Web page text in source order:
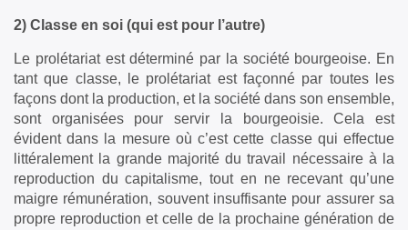
2) Classe en soi (qui est pour l’autre)
Le prolétariat est déterminé par la société bourgeoise. En
tant que classe, le prolétariat est façonné par toutes les
façons dont la production, et la société dans son ensemble,
sont organisées pour servir la bourgeoisie. Cela est
évident dans la mesure où c’est cette classe qui effectue
littéralement la grande majorité du travail nécessaire à la
reproduction du capitalisme, tout en ne recevant qu’une
maigre rémunération, souvent insuffisante pour assurer sa
propre reproduction et celle de la prochaine génération de